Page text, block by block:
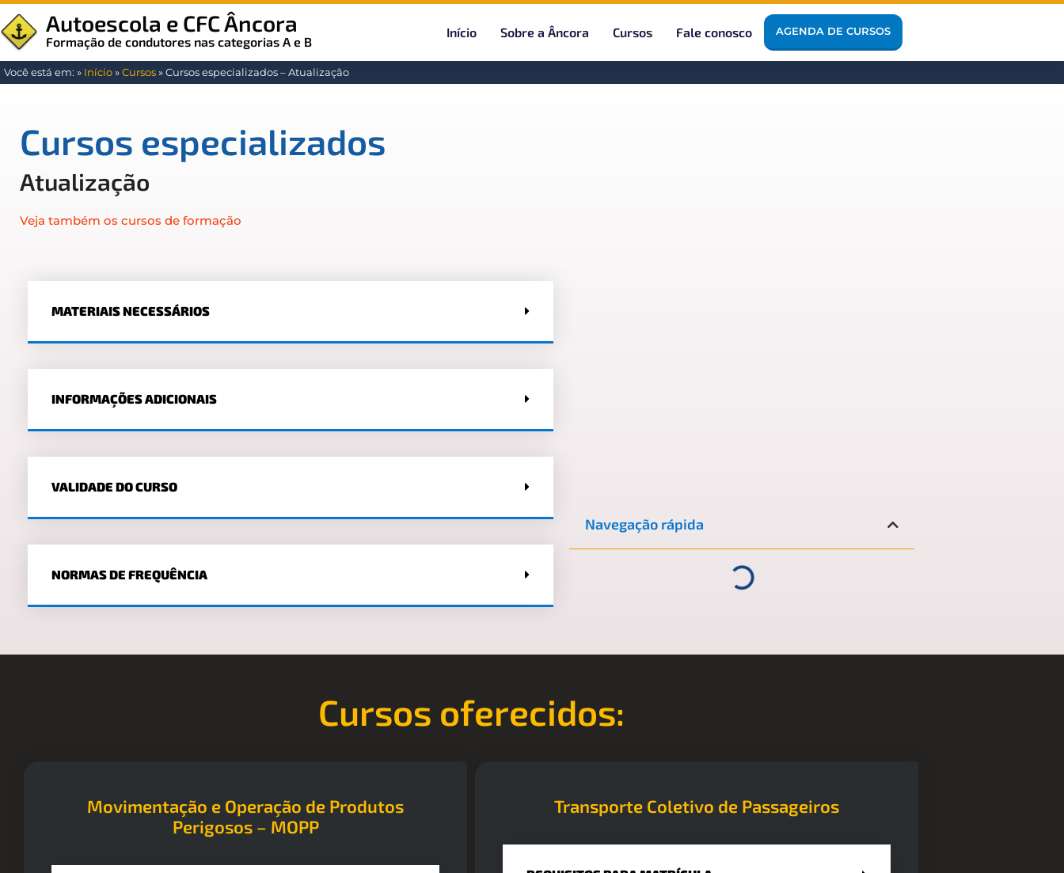
Autoescola e CFC Âncora
Formação de condutores nas categorias A e B
Início Sobre a Âncora Cursos Fale conosco AGENDA DE CURSOS
Você está em: » Início»Cursos»Cursos especializados – Atualização
Cursos especializados
Atualização
Veja também os cursos de formação
MATERIAIS NECESSÁRIOS
INFORMAÇÕES ADICIONAIS
VALIDADE DO CURSO
NORMAS DE FREQUÊNCIA
Navegação rápida
Cursos oferecidos:
Movimentação e Operação de Produtos
Perigosos – MOPP
Transporte Coletivo de Passageiros